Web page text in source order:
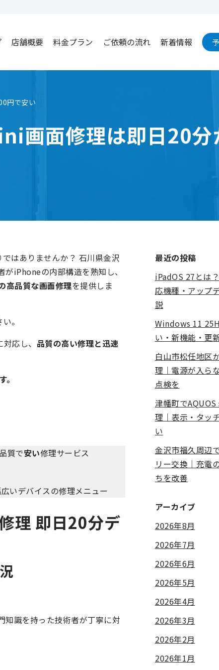
店舗概要 料金プラン ご依頼の流れ 新着情報
円で安い
画面修理は即日20分
はありませんか？ 石川県金沢
iPhoneの内部構造を熟知し、
高品質な画面修理を提供しま
。
応し、 品質の高い修理と迅速
質で安い修理サービス
いデバイスの修理メニュー
理 即日20分デ
知識を持った技術者が丁寧に対
最近の投稿
iPadOS 27とは
応機種・アップ
説
Windows 11
い・新機能・更
白山市松任地区
理｜電源が入ら
点検を
津幡町で
理｜表示・タッ
い
金沢市福久周辺
リー交換｜充電
ちを改善
アーカイブ
2026年8月
2026年7月
2026年6月
2026年5月
2026年4月
2026年3月
2026年2月
2026年1月